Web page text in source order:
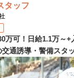
タッフ
万可！日給1.1万～+
通誘導・警備スタ